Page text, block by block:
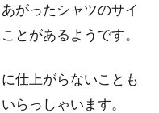
がったシャツのサイ
とがあるようです。
仕上がらないことも
らっしゃいます。